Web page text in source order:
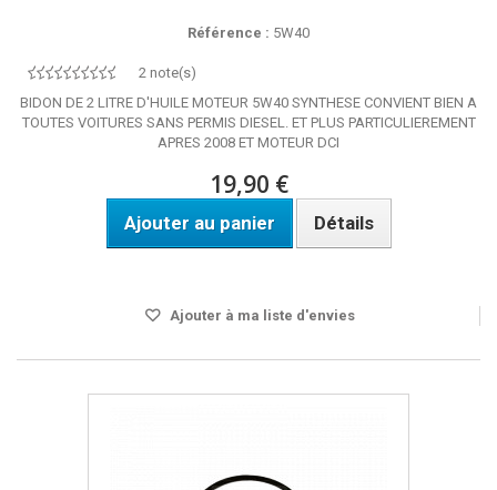
Référence : 5W40
2 note(s)
BIDON DE 2 LITRE D'HUILE MOTEUR 5W40 SYNTHESE CONVIENT BIEN A
TOUTES VOITURES SANS PERMIS DIESEL. ET PLUS PARTICULIEREMENT
APRES 2008 ET MOTEUR DCI
19,90 €
Ajouter au panier Détails
Ajouter à ma liste d'envies